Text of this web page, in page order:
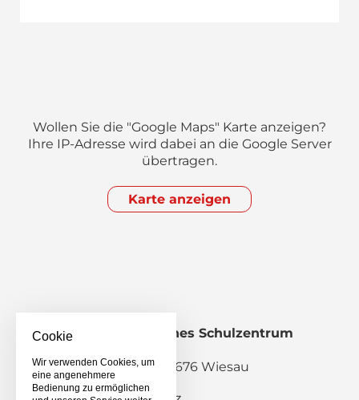
Wollen Sie die "Google Maps" Karte anzeigen?
Ihre IP-Adresse wird dabei an die Google Server
übertragen.
Karte anzeigen
Staatliches Berufliches Schulzentrum
Pestalozzistraße 2, 95676 Wiesau
Cookie
Wir verwenden Cookies, um
eine angenehmere
Bedienung zu ermöglichen